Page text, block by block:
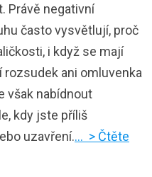
Právě negativní
často vysvětlují, proč
i když se mají
rozsudek ani omluvenka
však nabídnout
kdy jste příliš
uzavření.… > Čtěte